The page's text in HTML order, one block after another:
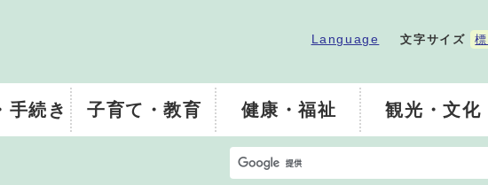
Language 文字サイズ
手続き 子育て・教育 健康・福祉 観光・文化